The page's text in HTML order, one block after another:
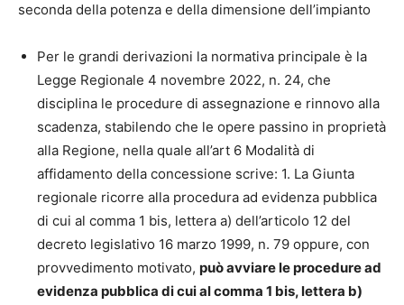
seconda della potenza e della dimensione dell’impianto
Per le grandi derivazioni la normativa principale è la
Legge Regionale 4 novembre 2022, n. 24, che
disciplina le procedure di assegnazione e rinnovo alla
scadenza, stabilendo che le opere passino in proprietà
alla Regione, nella quale all’art 6 Modalità di
affidamento della concessione scrive: 1. La Giunta
regionale ricorre alla procedura ad evidenza pubblica
di cui al comma 1 bis, lettera a) dell’articolo 12 del
decreto legislativo 16 marzo 1999, n. 79 oppure, con
provvedimento motivato, può avviare le procedure ad
evidenza pubblica di cui al comma 1 bis, lettera b)